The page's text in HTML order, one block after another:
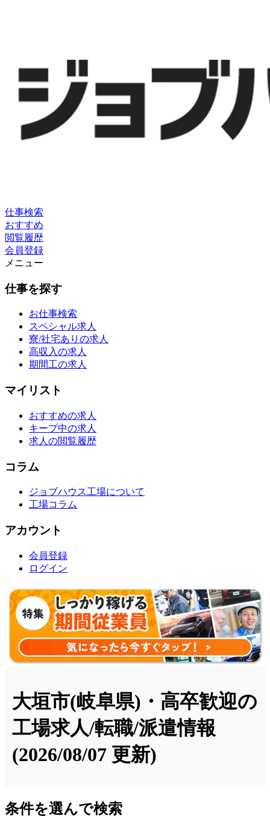
仕事検索
おすすめ
閲覧履歴
会員登録
メニュー
仕事を探す
お仕事検索
スペシャル求人
寮/社宅ありの求人
高収入の求人
期間工の求人
マイリスト
おすすめの求人
キープ中の求人
求人の閲覧履歴
コラム
ジョブハウス工場について
工場コラム
アカウント
会員登録
ログイン
大垣市(岐阜県)・高卒歓迎の
工場求人/転職/派遣情報
(2026/08/07 更新)
条件を選んで検索